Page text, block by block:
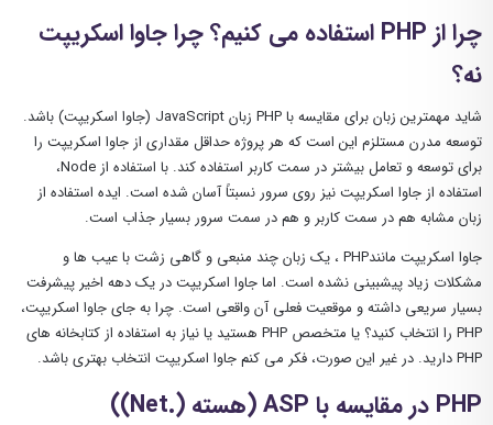
چرا از PHP استفاده می کنیم؟ چرا جاوا اسکریپت
نه؟
شاید مهمترین زبان برای مقایسه با PHP زبان JavaScript (جاوا اسکریپت) باشد.
توسعه مدرن مستلزم این است که هر پروژه حداقل مقداری از جاوا اسکریپت را
برای توسعه و تعامل بیشتر در سمت کاربر استفاده کند. با استفاده از Node،
استفاده از جاوا اسکریپت نیز روی سرور نسبتاً آسان شده است. ایده استفاده از
زبان مشابه هم در سمت کاربر و هم در سمت سرور بسیار جذاب است.
جاوا اسکریپت مانندPHP ، یک زبان چند منبعی و گاهی زشت با عیب ها و
مشکلات زیاد پیشبینی نشده است. اما جاوا اسکریپت در یک دهه اخیر پیشرفت
بسیار سریعی داشته و موقعیت فعلی آن واقعی است. چرا به جای جاوا اسکریپت،
PHP را انتخاب کنید؟ یا متخصص PHP هستید یا نیاز به استفاده از کتابخانه های
PHP دارید. در غیر این صورت، فکر می کنم جاوا اسکریپت انتخاب بهتری باشد.
PHP در مقایسه با ASP (هسته (.Net))